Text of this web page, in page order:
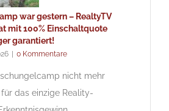
war gestern – RealtyTV
mit 100% Einschaltquote
garantiert!
0 Kommentare
nicht mehr
das einzige Reality-